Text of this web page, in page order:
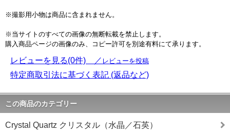
※撮影用小物は商品に含まれません。
※当サイトのすべての画像の無断転載を禁止します。
購入商品ページの画像のみ、コピー許可を別途有料にて承ります。
レビューを見る(0件) ／ レビューを投稿
特定商取引法に基づく表記 (返品など)
この商品のカテゴリー
Crystal Quartz クリスタル（水晶／石英）